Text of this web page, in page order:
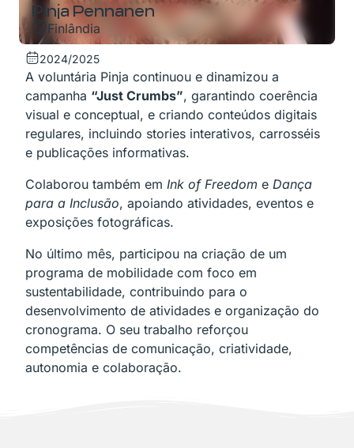
Pinja Pennanen
Finlândia
2024/2025
A voluntária Pinja continuou e dinamizou a
campanha “Just Crumbs”, garantindo coerência
visual e conceptual, e criando conteúdos digitais
regulares, incluindo stories interativos, carrosséis
e publicações informativas.
Colaborou também em Ink of Freedom e Dança
para a Inclusão, apoiando atividades, eventos e
exposições fotográficas.
No último mês, participou na criação de um
programa de mobilidade com foco em
sustentabilidade, contribuindo para o
desenvolvimento de atividades e organização do
cronograma. O seu trabalho reforçou
competências de comunicação, criatividade,
autonomia e colaboração.